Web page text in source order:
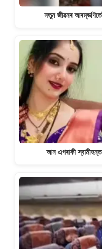
নতুন জীৱনৰ
আন এগৰাকী